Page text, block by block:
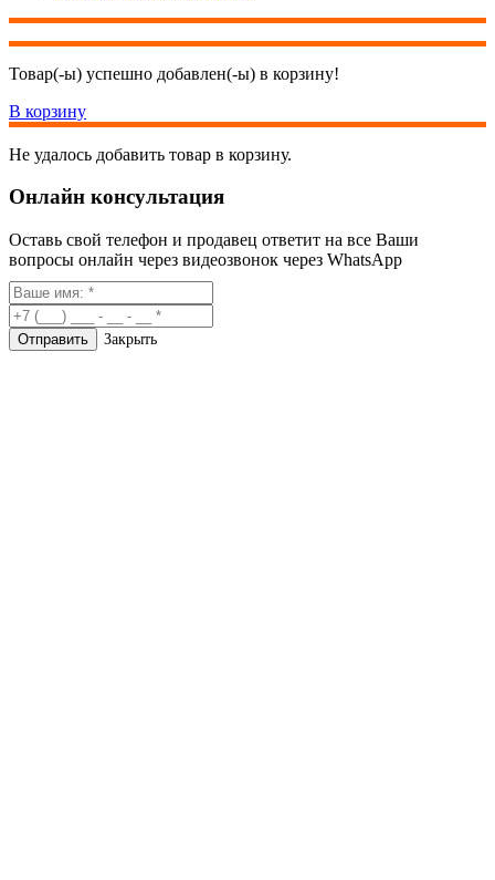
Товар(-ы) успешно добавлен(-ы) в корзину!
В корзину
Не удалось добавить товар в корзину.
Онлайн консультация
Оставь свой телефон и продавец ответит на все Ваши
вопросы онлайн через видеозвонок через WhatsApp
Закрыть